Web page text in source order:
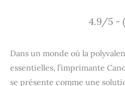
4.9/5 -
Dans un monde où la
essentielles, l’imprimante
se présente comme une